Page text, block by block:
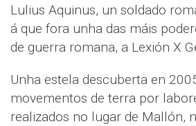
Lulius Aquinus, un soldado
á que fora unha das máis
de guerra romana, a Lexión X
Unha estela descuberta en
movementos de terra por
realizados no lugar de Mallón,